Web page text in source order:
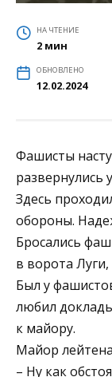
НА ЧТЕНИЕ
2 мин
ОБНОВЛЕНО
12.02.2024
Фашисты
развернулись
Здесь
обороны.
Бросались
в ворота
Был у
любил
к майору.
Майор
– Ну как